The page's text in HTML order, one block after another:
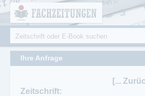
Fachzeitungen.de - Das
Fachmagazine Fachpublikationen
Suchformular
Suche
Ihre Anfrage
[...
Zeitschrift:
Cookie-Einstellungen